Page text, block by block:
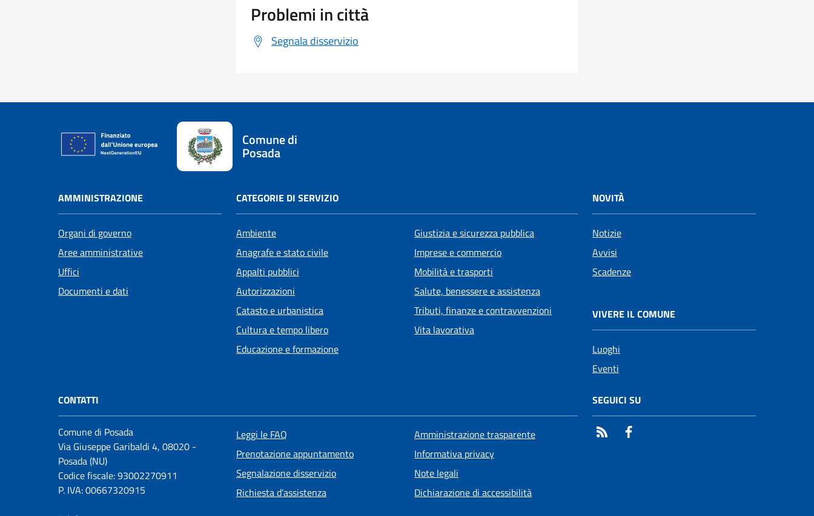
Problemi in città
Segnala disservizio
Comune di
Posada
AMMINISTRAZIONE
Organi di governo
Aree amministrative
Uffici
Documenti e dati
CATEGORIE DI SERVIZIO
Ambiente
Anagrafe e stato civile
Appalti pubblici
Autorizzazioni
Catasto e urbanistica
Cultura e tempo libero
Educazione e formazione
Giustizia e sicurezza pubblica
Imprese e commercio
Mobilità e trasporti
Salute, benessere e assistenza
Tributi, finanze e contravvenzioni
Vita lavorativa
NOVITÀ
Notizie
Avvisi
Scadenze
VIVERE IL COMUNE
Luoghi
Eventi
CONTATTI
Comune di Posada
Via Giuseppe Garibaldi 4, 08020 -
Posada (NU)
Codice fiscale: 93002270911
P. IVA: 00667320915
Leggi le FAQ
Prenotazione appuntamento
Segnalazione disservizio
Richiesta d'assistenza
Amministrazione trasparente
Informativa privacy
Note legali
Dichiarazione di accessibilità
SEGUICI SU
RSS